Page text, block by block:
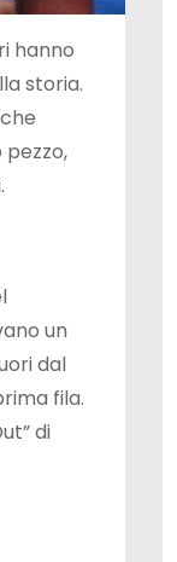
hanno
storia.
un
dal
fila.
di